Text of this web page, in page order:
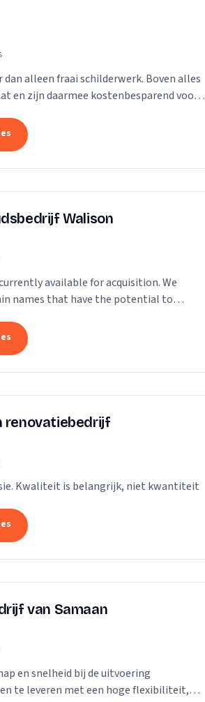
alleen fraai schilderwerk. Boven alles
en zijn daarmee kostenbesparend voor u
Walison
available for acquisition. We
names that have the potential to
renovatiebedrijf
Kwaliteit is belangrijk, niet kwantiteit
van Samaan
en snelheid bij de uitvoering
te leveren met een hoge flexibiliteit,